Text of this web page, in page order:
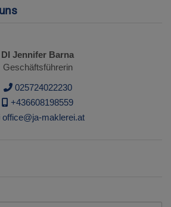
DI Jennifer Barna
Geschäftsführerin
025724022230
+436608198559
office@ja-maklerei.at